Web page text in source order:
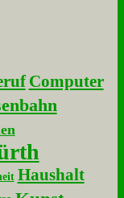
Computer
Haushalt